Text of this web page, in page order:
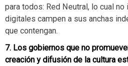
para todos: Red Neutral, lo cual
digitales campen a sus anchas
que contengan.
7. Los gobiernos que no
creación y difusión de la cultura